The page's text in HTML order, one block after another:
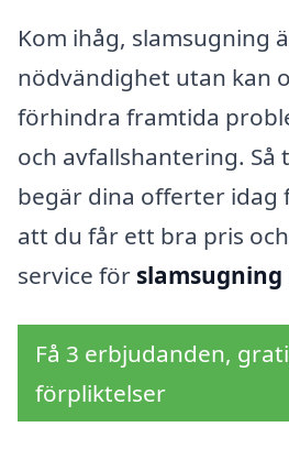
Kom ihåg, slamsugning
nödvändighet utan kan
förhindra framtida
och avfallshantering. Så
begär dina offerter idag
att du får ett bra pris
service för slamsugning
Få 3 erbjudanden,
förpliktelser